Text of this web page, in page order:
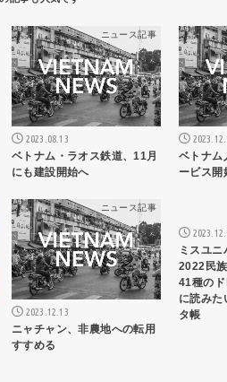
ニュース記事
2023.08.13
ベトナム・ラオス鉄道、11月
にも建設開始へ
ベトナム
ービス開
ニュース記事
2023.12.13
ニャチャン、非農地への転用
すすめる
ミスユ
2022民
41種の
に読みた
タ帳